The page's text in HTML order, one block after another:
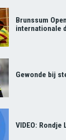
Brunssum
internationale
Gewonde bij
VIDEO: